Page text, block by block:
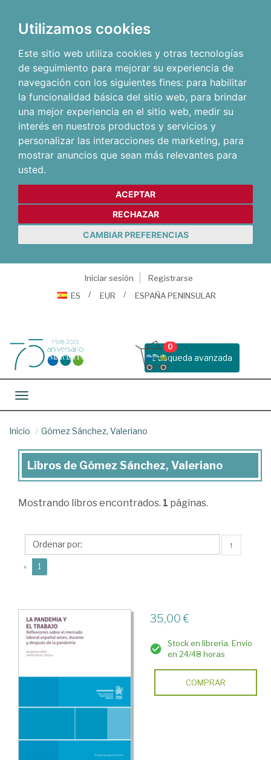
Utilizamos cookies
Este sitio web utiliza cookies y otras tecnologías
de seguimiento para mejorar su experiencia de
navegación con los siguientes fines: para habilitar
la funcionalidad básica del sitio web, para brindar
una mejor experiencia en el sitio web, medir su
interés en nuestros productos y servicios y
personalizar las interacciones de marketing, para
mostrar anuncios que sean más relevantes para
usted.
ACEPTAR
RECHAZAR
CAMBIAR PREFERENCIAS
Iniciar sesión
Registrarse
ES
EUR ESPAÑA PENINSULAR
Busqueda avanzada
0
Toggle navigation
Inicio Gómez Sánchez, Valeriano
Libros
Gómez
Valeriano
Libros de Gómez Sánchez, Valeriano
Mostrando libros encontrados. 1 páginas.
↑
« 1
35,00 €
Stock en librería. Envío
en 24/48 horas
COMPRAR